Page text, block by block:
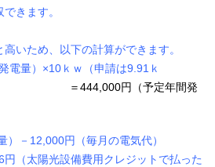
きます。
いため、以下の計算ができます。
電量）×10ｋｗ（申請は9.91ｋ
円（予定年間発
－12,000円（毎月の電気代）
設備費用クレジットで払った